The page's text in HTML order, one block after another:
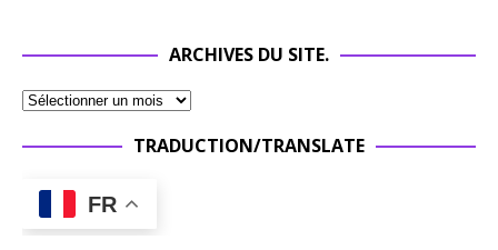
ARCHIVES DU SITE.
TRADUCTION/TRANSLATE
FR